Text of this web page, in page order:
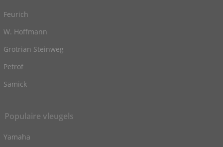
Feurich
W. Hoffmann
Grotrian Steinweg
Petrof
Samick
Populaire vleugels
Yamaha